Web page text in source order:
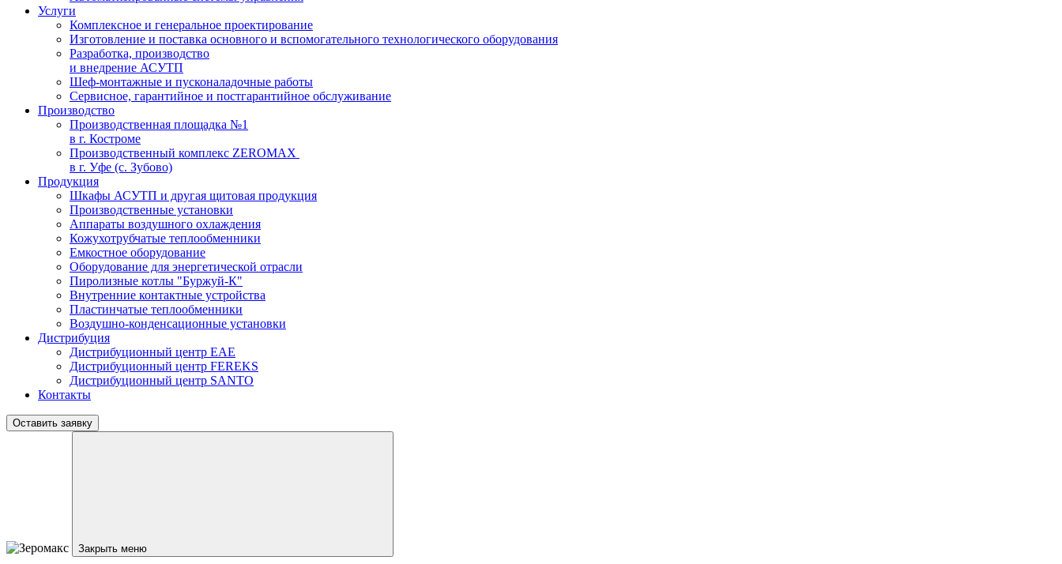
Услуги
Комплексное и генеральное проектирование
Изготовление и поставка основного и вспомогательного технологического оборудования
Разработка, производство
и внедрение АСУТП
Шеф-монтажные и пусконаладочные работы
Сервисное, гарантийное и постгарантийное обслуживание
Производство
Производственная площадка №1
в г. Костроме
Производственный комплекс ZEROMAX
в г. Уфе (с. Зубово)
Продукция
Шкафы АСУТП и другая щитовая продукция
Производственные установки
Аппараты воздушного охлаждения
Кожухотрубчатые теплообменники
Емкостное оборудование
Оборудование для энергетической отрасли
Пиролизные котлы "Буржуй-К"
Внутренние контактные устройства
Пластинчатые теплообменники
Воздушно-конденсационные установки
Дистрибуция
Дистрибуционный центр EAE
Дистрибуционный центр FEREKS
Дистрибуционный центр SANTO
Контакты
Оставить заявку
Закрыть меню